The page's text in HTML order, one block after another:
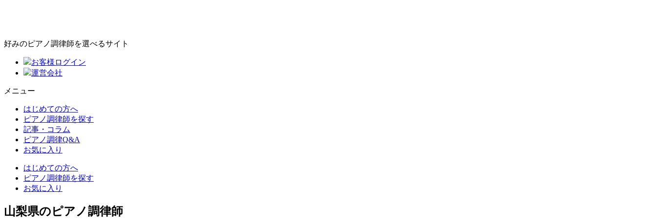
好みのピアノ調律師を選べるサイト
お客様ログイン
運営会社
メニュー
はじめての方へ
ピアノ調律師を探す
記事・コラム
ピアノ調律Q&A
お気に入り
はじめての方へ
ピアノ調律師を探す
お気に入り
山梨県のピアノ調律師